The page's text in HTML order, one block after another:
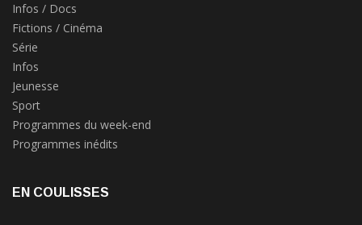
Infos / Docs
Fictions / Cinéma
Série
Infos
Jeunesse
Sport
Programmes du week-end
Programmes inédits
EN COULISSES